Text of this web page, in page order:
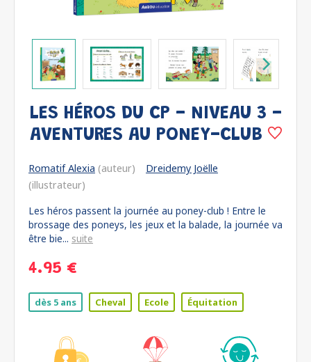
LES HÉROS DU CP - NIVEAU 3 -
AVENTURES AU PONEY-CLUB
Romatif Alexia (auteur)
Dreidemy Joëlle
(illustrateur)
Les héros passent la journée au poney-club ! Entre le
brossage des poneys, les jeux et la balade, la journée va
être bie... suite
4.95 €
dès 5 ans Cheval Ecole Équitation